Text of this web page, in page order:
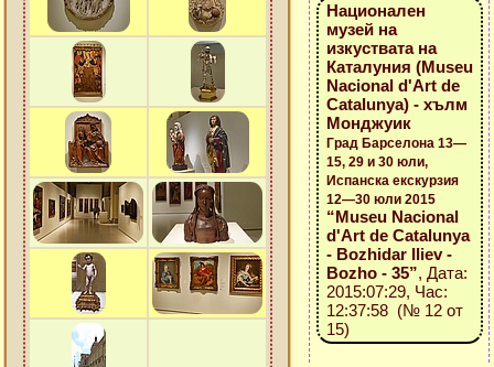
Национален
музей на
изкуствата на
Каталуния (Museu
Nacional d'Art de
Catalunya) - хълм
Монджуик
Град Барселона 13—
15, 29 и 30 юли,
Испанска екскурзия
12—30 юли 2015
“Museu Nacional
d'Art de Catalunya
- Bozhidar Iliev -
Bozho - 35”, Дата:
2015:07:29, Час:
12:37:58 (№ 12 от
15)